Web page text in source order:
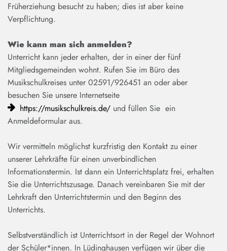
Früherziehung besucht zu haben; dies ist aber keine
Verpflichtung.
Wie kann man sich anmelden?
Unterricht kann jeder erhalten, der in einer der fünf
Mitgliedsgemeinden wohnt. Rufen Sie im Büro des
Musikschulkreises unter 02591/926451 an oder aber
besuchen Sie unsere Internetseite
https://musikschulkreis.de/ und füllen Sie ein
Anmeldeformular aus.
Wir vermitteln möglichst kurzfristig den Kontakt zu einer
unserer Lehrkräfte für einen unverbindlichen
Informationstermin. Ist dann ein Unterrichtsplatz frei, erhalten
Sie die Unterrichtszusage. Danach vereinbaren Sie mit der
Lehrkraft den Unterrichtstermin und den Beginn des
Unterrichts.
Selbstverständlich ist Unterrichtsort in der Regel der Wohnort
der Schüler*innen. In Lüdinghausen verfügen wir über die